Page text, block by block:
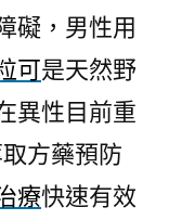
礙，男性用
可是天然野
異性目前重
方藥預防
療快速有效